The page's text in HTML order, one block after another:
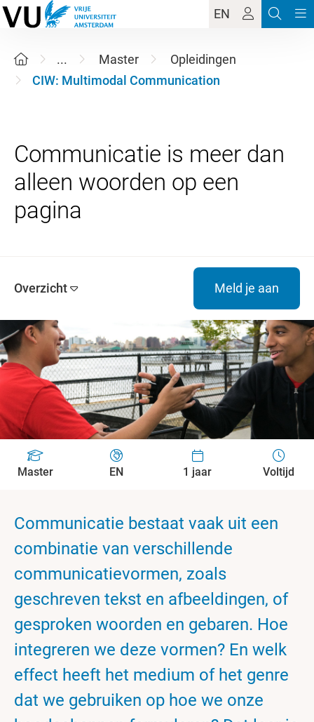
EN
... Master
Opleidingen
CIW: Multimodal Communication
Communicatie is meer dan
alleen woorden op een
Overzicht Meld je aan
Master EN 1 jaar Voltijd
Communicatie bestaat vaak uit een
combinatie van verschillende
communicatievormen, zoals
geschreven tekst en afbeeldingen, of
gesproken woorden en gebaren. Hoe
integreren we deze vormen? En welk
effect heeft het medium of het genre
dat we gebruiken op hoe we onze